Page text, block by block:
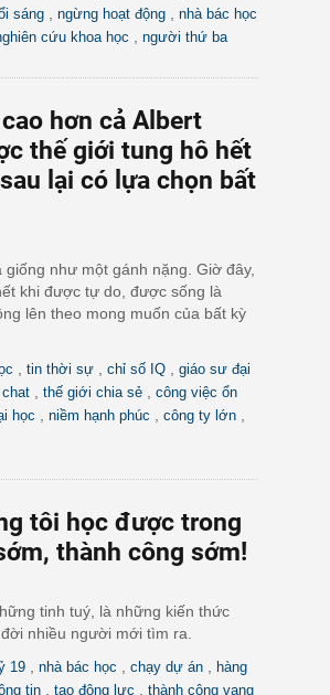
sáng ngừng hoạt động nhà bác học
cứu khoa học người thứ ba
hơn cả Albert
thế giới tung hô hết
lại có lựa chọn bất
như một gánh nặng. Giờ đây,
khi được tự do, được sống là
lên theo mong muốn của bất kỳ
tin thời sự chỉ số IQ
giáo sư đại
thế giới chia sẻ
công việc ổn
học niềm hạnh phúc công ty lớn
tôi học được trong
thành công sớm!
tinh tuý, là những kiến thức
nhiều người mới tìm ra.
19 nhà bác học chạy dự án
hàng
tin tạo động lực thành công vang